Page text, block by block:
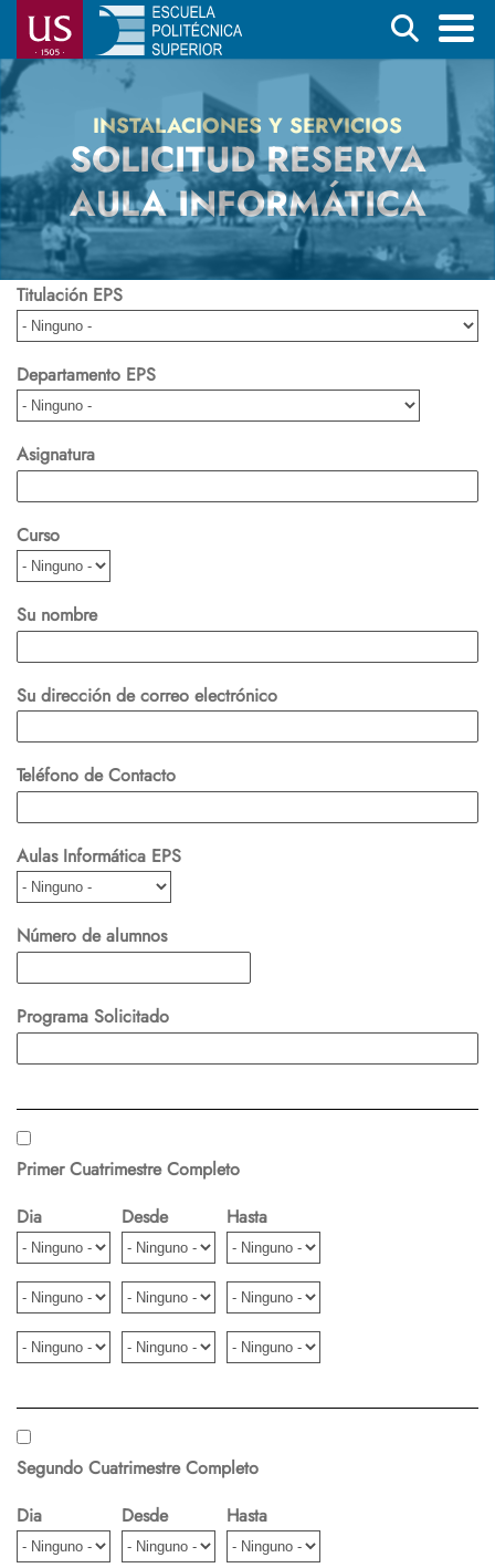
Pasar
contenido
principal
Buscar
Menú
principalINSTALACIONES Y SERVICIOS
SOLICITUD RESERVA
AULA INFORMÁTICA
Titulación EPS
Departamento EPS
Asignatura
Curso
Su nombre
Su dirección de correo electrónico
Teléfono de Contacto
Aulas Informática EPS
Número de alumnos
Programa Solicitado
Primer Cuatrimestre Completo
Dia
Desde Hasta
Segundo Cuatrimestre Completo
Dia
Desde Hasta